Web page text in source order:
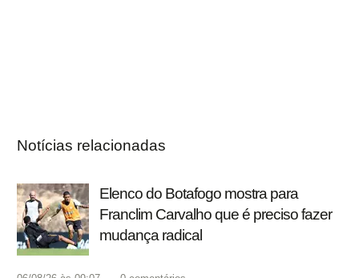
Notícias relacionadas
Elenco do Botafogo mostra para
Franclim Carvalho que é preciso fazer
mudança radical